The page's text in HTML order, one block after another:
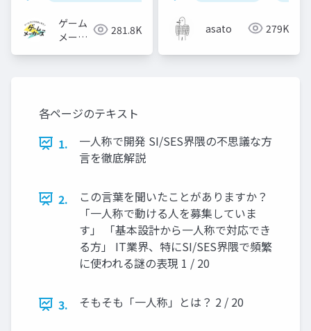
ゲーム
メーカ
281.8K asato 279K
各ページのテキスト
1.
一人称で開発 SI/SES界隈の不思議な方
言を徹底解説
2.
この言葉を聞いたことがありますか？
「一人称で動ける人を募集していま
す」 「基本設計から一人称で対応でき
る方」 IT業界、特にSI/SES界隈で頻繁
に使われる謎の表現 1 / 20
3. そもそも「一人称」とは？ 2 / 20